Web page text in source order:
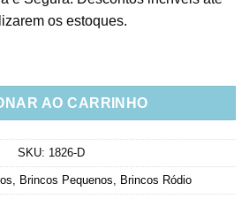
os estoques.
De Coração Rubi Rodio Semi Joia
AO CARRINHO
SKU: 1826-D
Brincos Pequenos Brincos Ródio